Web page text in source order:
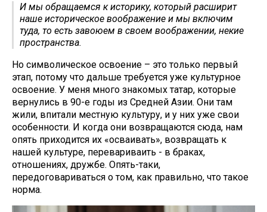
И мы обращаемся к историку, который расширит
наше историческое воображение и мы включим
туда, то есть завоюем в своем воображении, некие
пространства.
Но символическое освоение – это только первый
этап, потому что дальше требуется уже культурное
освоение. У меня много знакомых татар, которые
вернулись в 90-е годы из Средней Азии. Они там
жили, впитали местную культуру, и у них уже свои
особенности. И когда они возвращаются сюда, нам
опять приходится их «осваивать», возвращать к
нашей культуре, перевариваить - в браках,
отношениях, дружбе. Опять-таки,
передоговариваться о том, как правильно, что такое
норма.